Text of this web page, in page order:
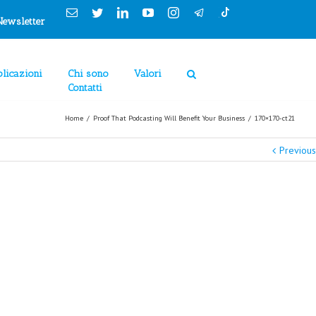
EmailTwitterLinkedinYouTubeInstagram
Chi sono
Contatti
Valori
Home / Proof That Podcasting Will Benefit Your Business / 170×170-ct21
Previous
Cookies Policy